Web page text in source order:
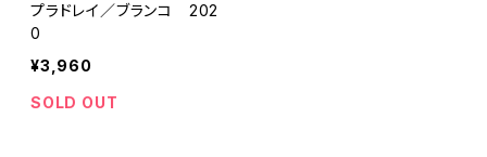
プラドレイ／ブランコ 202
0
¥3,960
SOLD OUT